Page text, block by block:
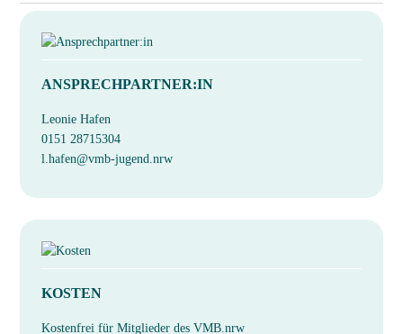
ANSPRECHPARTNER:IN
Leonie Hafen
0151 28715304
l.hafen@vmb-jugend.nrw
KOSTEN
Kostenfrei für Mitglieder des VMB.nrw